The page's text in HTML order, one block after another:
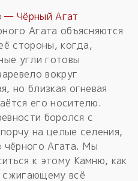
— Чёрный Агат
Агата объясняются
стороны, когда,
угли готовы
вокруг
но близкая огневая
его носителю.
боролся с
на целые селения,
чёрного Агата. Мы
к этому Камню, как
всё